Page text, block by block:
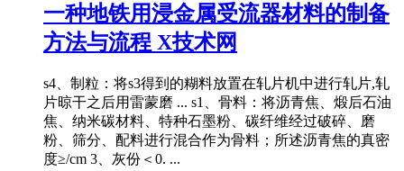
一种地铁用浸金属受流器材料的制备
方法与流程 X技术网
s4、制粒：将s3得到的糊料放置在轧片机中进行轧片,轧
片晾干之后用雷蒙磨 ... s1、骨料：将沥青焦、煅后石油
焦、纳米碳材料、特种石墨粉、碳纤维经过破碎、磨
粉、筛分、配料进行混合作为骨料；所述沥青焦的真密
度≥/cm 3、灰份＜0. ...